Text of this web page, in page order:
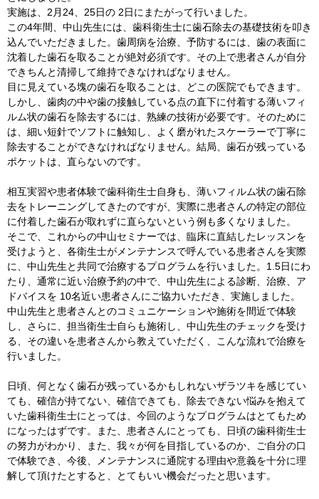
実施は、2月24、25日の 2日にまたがって行いました。
この4年間、中山先生には、歯科衛生士に歯石除去の基礎技術を叩き
込んでいただきました。歯周病を治療、予防するには、歯の表面に
沈着した歯石を取ることが絶対必須です。その上で患者さんが自分
できちんと清掃して維持できなければなりません。
目に見えている塊の歯石を取ることは、どこの医院でもできます。
しかし、歯肉の中や歯の接触している点の直下に付着する薄いフィ
ルム状の歯石を除去するには、熟練の技術が必要です。そのために
は、細い短針でソフトに触知し、よく磨がれたスケーラーで丁寧に
除去することができなければなりません。結局、歯石が残っている
ポケットは、直らないのです。
相互実習や患者体験で歯科衛生士自身も、薄いフィルム状の歯石除
去をトレーニングしてきたのですが、実際に患者さんの特定の部位
に付着した歯石が取れずに直らないという例も多くなりました。
そこで、これからの中山セミナーでは、臨床に直結したレッスンを
受けようと、各衛生士がメンテナンスで呼んでいる患者さんを実際
に、中山先生と共同で治療するプログラムを行いました。1.5日にわ
たり、通常に近い治療予約の中で、中山先生による診断、治療、ア
ドバイスを 10名近い患者さんにご協力いただき、実施しました。
中山先生と患者さんとのコミュニケーションや施術を間近で体験
し、さらに、担当衛生士自らも施術し、中山先生のチェックを受け
る、その違いを患者さんから教えていただく、こんな流れで治療を
行いました。
日頃、何となく歯石が残っているかもしれないザラツキを感じてい
ても、確信が持てない、確信できても、除去できない悩みを抱えて
いた歯科衛生士にとっては、今回のようなプログラムはとてもため
になったはずです。また、患者さんにとっても、日頃の歯科衛生士
の努力がわかり、また、我々が何を目指しているのか、ご自分の口
で体験でき、今後、メンテナンスに通院する理由や意義を十分に理
解して頂けたとすると、とてもいい機会だったと思います。